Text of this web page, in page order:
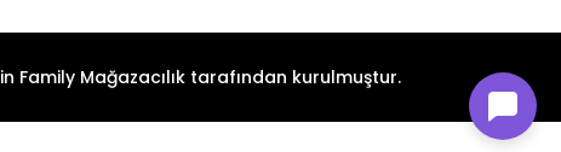
Family Mağazacılık tarafından kurulmuştur.